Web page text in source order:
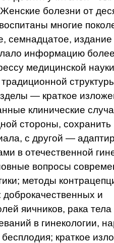
болезни от
многие
семнадцатое,
информацию
медицинской
— краткое
клинические
стороны, сохранить
с другой —
в отечественной
вопросы
методы
доброкачественных и
яичников, рака
в гинекологии,
краткое